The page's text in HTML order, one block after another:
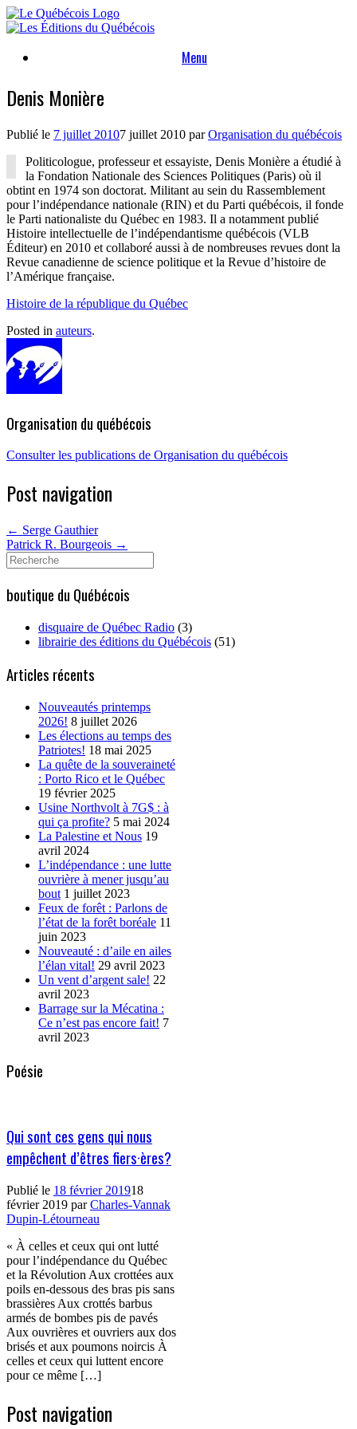
Skip
to
Menu
Denis Monière
Publié le 7 juillet 20107 juillet 2010 parOrganisation du québécois
Politicologue, professeur et essayiste, Denis Monière a étudié à
la Fondation Nationale des Sciences Politiques (Paris) où il
obtint en 1974 son doctorat. Militant au sein du Rassemblement
pour l’indépendance nationale (RIN) et du Parti québécois, il fonde
le Parti nationaliste du Québec en 1983. Il a notamment publié
Histoire intellectuelle de l’indépendantisme québécois (VLB
Éditeur) en 2010 et collaboré aussi à de nombreuses revues dont la
Revue canadienne de science politique et la Revue d’histoire de
l’Amérique française.
Histoire de la république du Québec
Posted in auteurs.
Organisation du québécois
Consulter les publications de Organisation du québécois
Post navigation
← Serge Gauthier
Patrick R. Bourgeois →
Search
for:
boutique du Québécois
disquaire de Québec Radio (3)
librairie des éditions du Québécois (51)
Articles récents
Nouveautés printemps
2026! 8 juillet 2026
Les élections au temps des
Patriotes! 18 mai 2025
La quête de la souveraineté
: Porto Rico et le Québec
19 février 2025
Usine Northvolt à 7G$ : à
qui ça profite? 5 mai 2024
La Palestine et Nous 19
avril 2024
L’indépendance : une lutte
ouvrière à mener jusqu’au
bout 1 juillet 2023
Feux de forêt : Parlons de
l’état de la forêt boréale 11
juin 2023
Nouveauté : d’aile en ailes
l’élan vital! 29 avril 2023
Un vent d’argent sale! 22
avril 2023
Barrage sur la Mécatina :
Ce n’est pas encore fait! 7
avril 2023
Poésie
Qui sont ces gens qui nous
empêchent d’êtres fiers·ères?
Publié le 18 février 201918
février 2019 parCharles-Vannak
Dupin-Létourneau
« À celles et ceux qui ont lutté
pour l’indépendance du Québec
et la Révolution Aux crottées aux
poils en-dessous des bras pis sans
brassières Aux crottés barbus
armés de bombes pis de pavés
Aux ouvrières et ouvriers aux dos
brisés et aux poumons noircis À
celles et ceux qui luttent encore
pour ce même […]
Post navigation